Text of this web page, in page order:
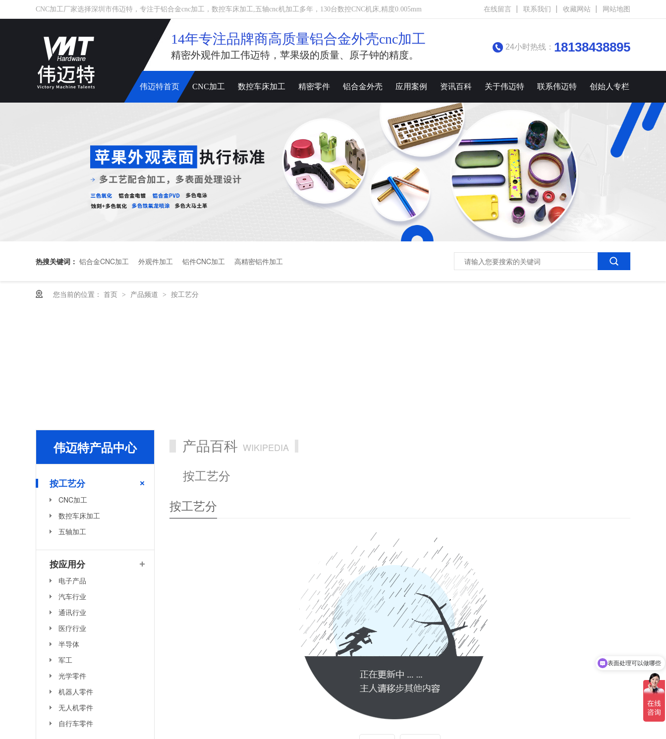
在线留言 联系我们 收藏网站 网站地图
CNC加工厂家选择深圳市伟迈特，专注于铝合金cnc加工，数控车床加工,五轴cnc机加工多年，130台数控CNC机床,精度0.005mm
14年专注品牌商高质量铝合金外壳cnc加工
精密外观件加工伟迈特，苹果级的质量、原子钟的精度。
24小时热线： 18138438895
伟迈特首页 CNC加工 数控车床加工 精密零件 铝合金外壳 应用案例 资讯百科 关于伟迈特 联系伟迈特 创始人专栏
热搜关键词： 铝合金CNC加工 外观件加工 铝件CNC加工 高精密铝件加工
您当前的位置： 首页 > 产品频道 > 按工艺分
产品百科 WIKIPEDIA
按工艺分
按工艺分
伟迈特产品中心
按工艺分
CNC加工
数控车床加工
五轴加工
按应用分
电子产品
汽车行业
通讯行业
医疗行业
半导体
军工
光学零件
机器人零件
无人机零件
自行车零件
你们有哪些设备？